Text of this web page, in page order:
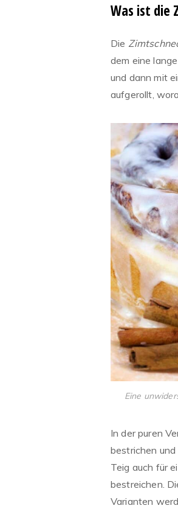
Was ist die
Die
dem eine
und dann mit
aufgerollt,
Eine
In der puren
bestrichen
Teig auch für
bestreichen.
Varianten